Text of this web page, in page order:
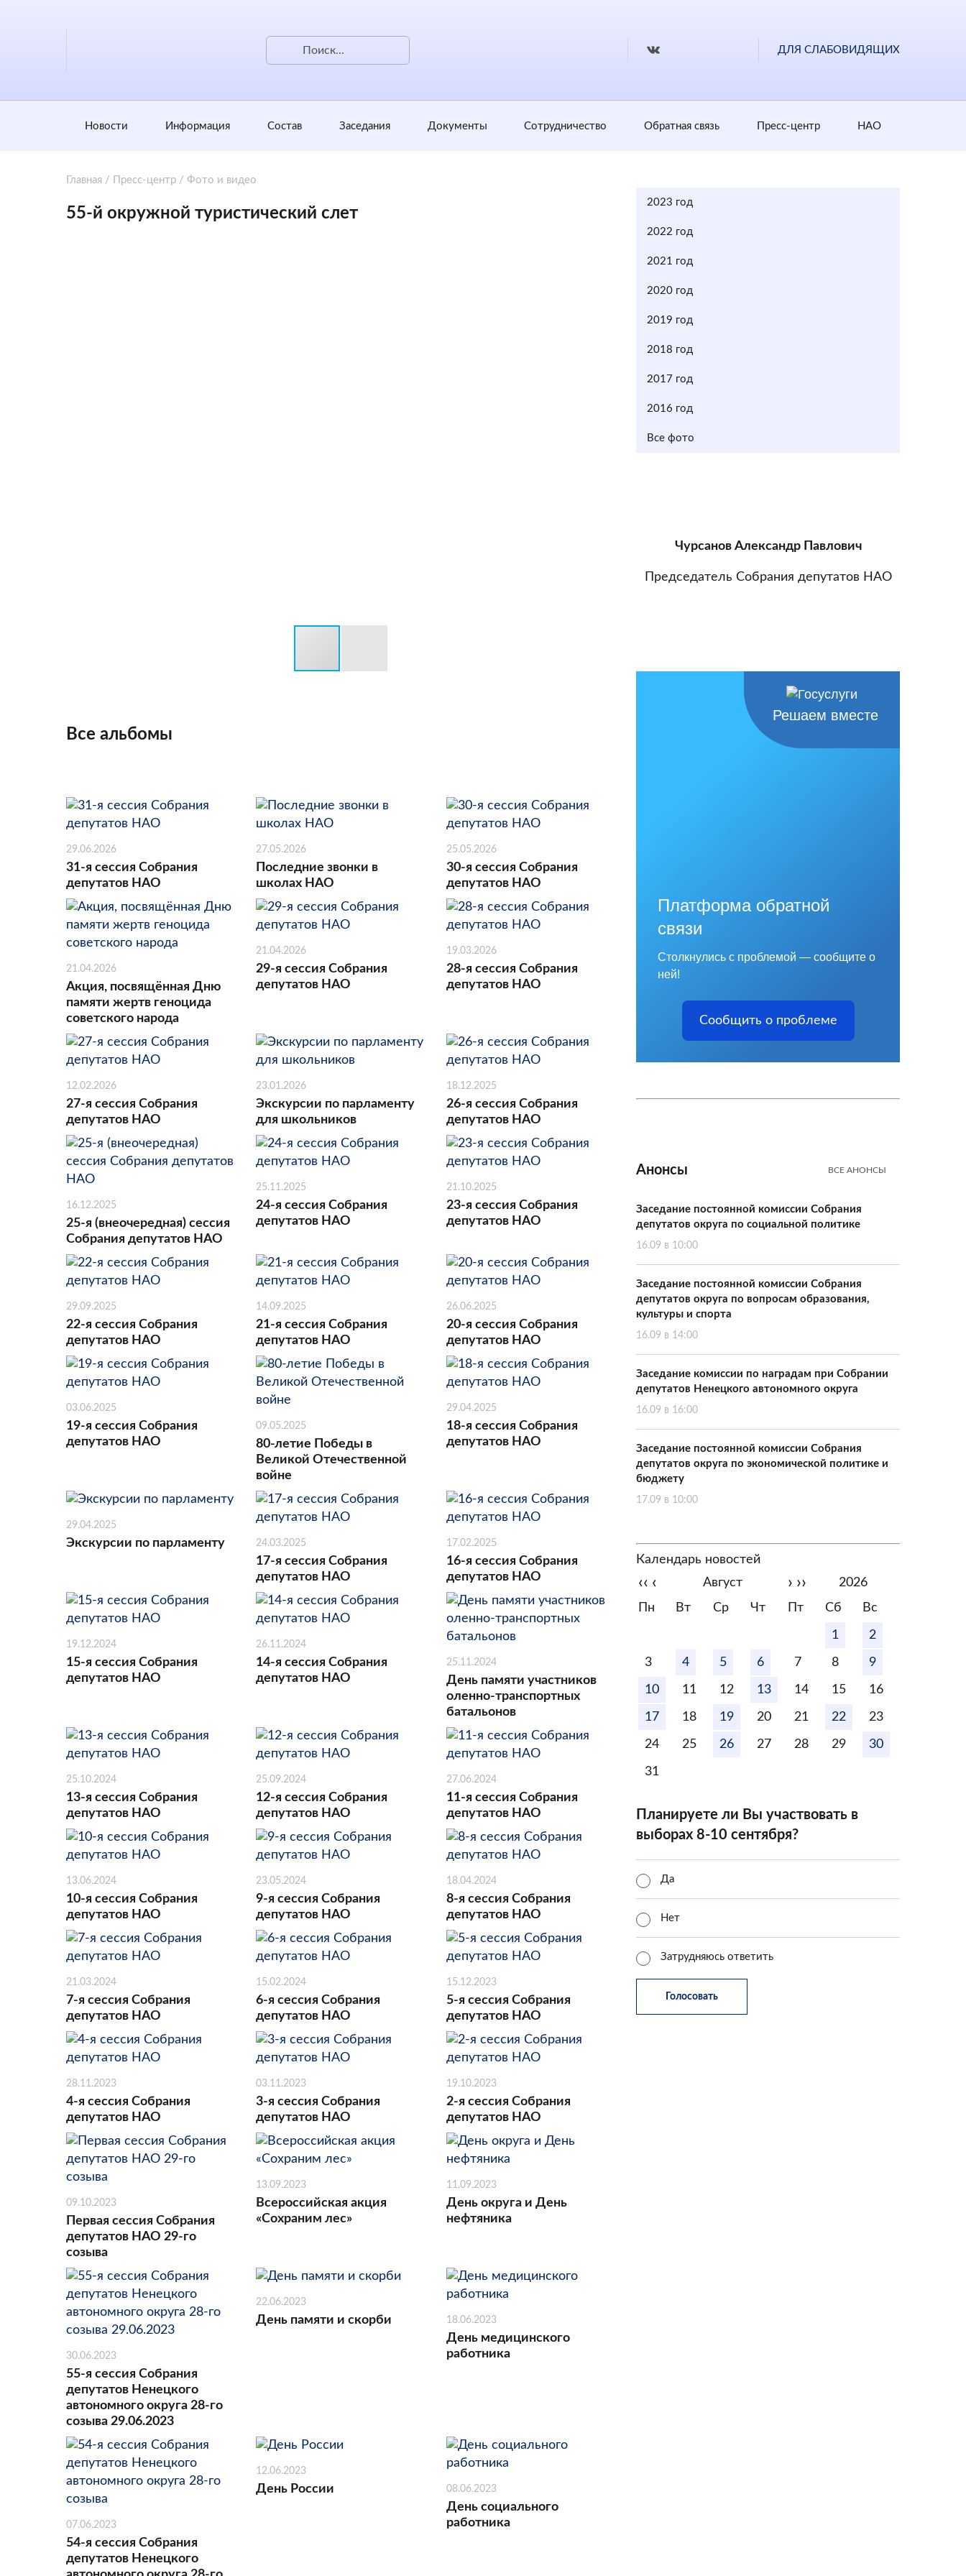
ДЛЯ СЛАБОВИДЯЩИХ
Новости Информация Состав Заседания Документы Сотрудничество Обратная cвязь Пресс-центр НАО
Главная / Пресс-центр / Фото и видео
55-й окружной туристический слет
Все альбомы
29.06.2026
31-я сессия Собрания
депутатов НАО
27.05.2026
Последние звонки в
школах НАО
25.05.2026
30-я сессия Собрания
депутатов НАО
21.04.2026
Акция, посвящённая Дню
памяти жертв геноцида
советского народа
21.04.2026
29-я сессия Собрания
депутатов НАО
19.03.2026
28-я сессия Собрания
депутатов НАО
12.02.2026
27-я сессия Собрания
депутатов НАО
23.01.2026
Экскурсии по парламенту
для школьников
18.12.2025
26-я сессия Собрания
депутатов НАО
16.12.2025
25-я (внеочередная) сессия
Собрания депутатов НАО
25.11.2025
24-я сессия Собрания
депутатов НАО
21.10.2025
23-я сессия Собрания
депутатов НАО
29.09.2025
22-я сессия Собрания
депутатов НАО
14.09.2025
21-я сессия Собрания
депутатов НАО
26.06.2025
20-я сессия Собрания
депутатов НАО
03.06.2025
19-я сессия Собрания
депутатов НАО
09.05.2025
80-летие Победы в
Великой Отечественной
войне
29.04.2025
18-я сессия Собрания
депутатов НАО
29.04.2025
Экскурсии по парламенту 24.03.2025
17-я сессия Собрания
депутатов НАО
17.02.2025
16-я сессия Собрания
депутатов НАО
19.12.2024
15-я сессия Собрания
депутатов НАО
26.11.2024
14-я сессия Собрания
депутатов НАО
25.11.2024
День памяти участников
оленно-транспортных
батальонов
25.10.2024
13-я сессия Собрания
депутатов НАО
25.09.2024
12-я сессия Собрания
депутатов НАО
27.06.2024
11-я сессия Собрания
депутатов НАО
13.06.2024
10-я сессия Собрания
депутатов НАО
23.05.2024
9-я сессия Собрания
депутатов НАО
18.04.2024
8-я сессия Собрания
депутатов НАО
21.03.2024
7-я сессия Собрания
депутатов НАО
15.02.2024
6-я сессия Собрания
депутатов НАО
15.12.2023
5-я сессия Собрания
депутатов НАО
28.11.2023
4-я сессия Собрания
депутатов НАО
03.11.2023
3-я сессия Собрания
депутатов НАО
19.10.2023
2-я сессия Собрания
депутатов НАО
09.10.2023
Первая сессия Собрания
депутатов НАО 29-го
созыва
13.09.2023
Всероссийская акция
«Сохраним лес»
11.09.2023
День округа и День
нефтяника
30.06.2023
55-я сессия Собрания
депутатов Ненецкого
автономного округа 28-го
созыва 29.06.2023
22.06.2023
День памяти и скорби 18.06.2023
День медицинского
работника
07.06.2023
54-я сессия Собрания
депутатов Ненецкого
12.06.2023
День России 08.06.2023
День социального
работника
2023 год
2022 год
2021 год
2020 год
2019 год
2018 год
2017 год
2016 год
Все фото
Чурсанов Александр Павлович
Председатель Собрания депутатов НАО
Решаем вместе
Платформа обратной
связи
Столкнулись с проблемой — сообщите о
ней!
Сообщить о проблеме
Анонсы ВСЕ АНОНСЫ
Заседание постоянной комиссии Собрания
депутатов округа по социальной политике
16.09 в 10:00
Заседание постоянной комиссии Собрания
депутатов округа по вопросам образования,
культуры и спорта
16.09 в 14:00
Заседание комиссии по наградам при Собрании
депутатов Ненецкого автономного округа
16.09 в 16:00
Заседание постоянной комиссии Собрания
депутатов округа по экономической политике и
бюджету
17.09 в 10:00
Календарь новостей
‹‹ ‹ Август › ››
2026
Пн
Вт Ср Чт Пт Сб Вс
1 2
3 4 5 6 7 8 9
10 11 12 13 14 15 16
17 18 19 20 21 22 23
24 25 26 27 28 29 30
31
Планируете ли Вы участвовать в
выборах 8-10 сентября?
Да
Нет
Затрудняюсь ответить